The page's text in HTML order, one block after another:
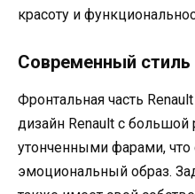
красоту и
Современный стиль
Фронтальная часть
дизайн Renault с
утонченными фарами,
эмоциональный образ.